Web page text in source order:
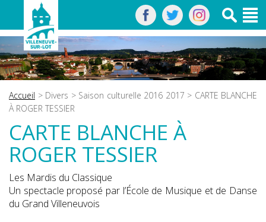
Accueil > Divers > Saison culturelle 2016 2017 > CARTE BLANCHE
À ROGER TESSIER
CARTE BLANCHE À
ROGER TESSIER
Les Mardis du Classique
Un spectacle proposé par l’École de Musique et de Danse
du Grand Villeneuvois